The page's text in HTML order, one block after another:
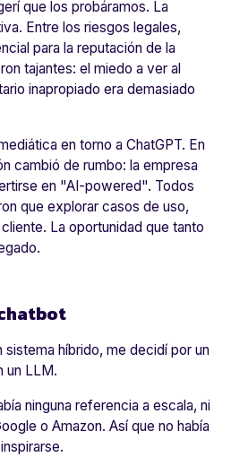
que los probáramos. La
Entre los riesgos legales,
para la reputación de la
tajantes: el miedo a ver al
inapropiado era demasiado
en torno a ChatGPT. En
cambió de rumbo: la empresa
en "AI-powered". Todos
que explorar casos de uso,
La oportunidad que tanto
sistema híbrido, me decidí por un
un LLM.
ninguna referencia a escala, ni
o Amazon. Así que no había